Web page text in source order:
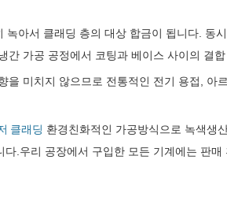
아서 클래딩 층의 대상 합금이 됩니다. 동
가공 공정에서 코팅과 베이스 사이의 결
미치지 않으므로 전통적인 전기 용접, 아
클래딩 환경친화적인 가공방식으로 녹색생
.우리 공장에서 구입한 모든 기계에는 판매